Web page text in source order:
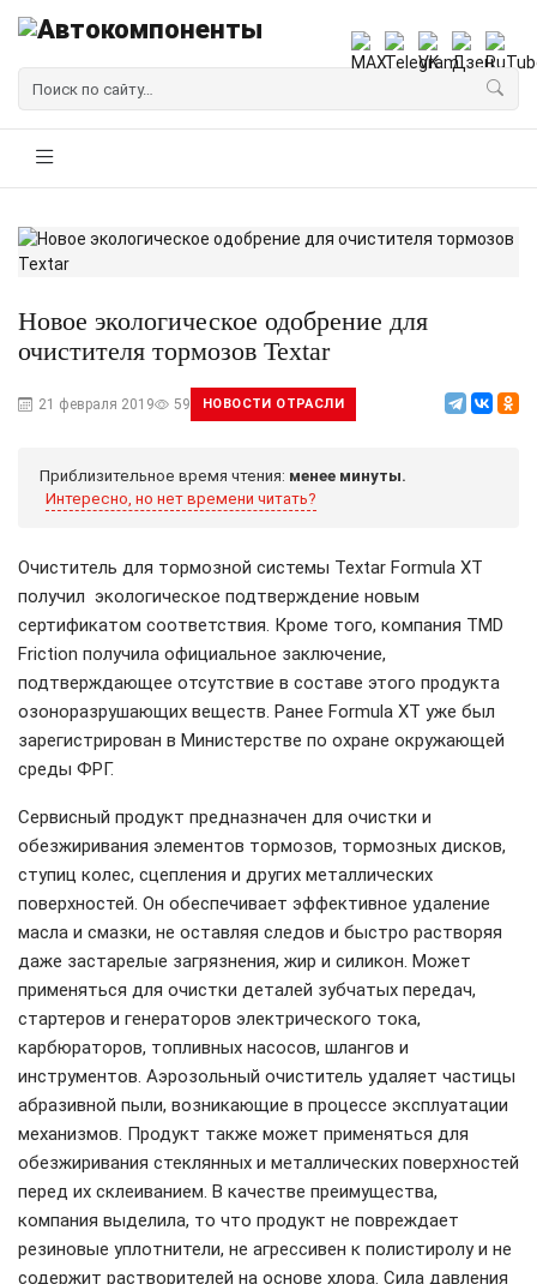
Новое экологическое одобрение для
очистителя тормозов Textar
21 февраля 2019 59 НОВОСТИ ОТРАСЛИ
Приблизительное время чтения: менее минуты.
Интересно, но нет времени читать?
Очиститель для тормозной системы Textar Formula XT
получил экологическое подтверждение новым
сертификатом соответствия. Кроме того, компания TMD
Friction получила официальное заключение,
подтверждающее отсутствие в составе этого продукта
озоноразрушающих веществ. Ранее Formula XT уже был
зарегистрирован в Министерстве по охране окружающей
среды ФРГ.
Сервисный продукт предназначен для очистки и
обезжиривания элементов тормозов, тормозных дисков,
ступиц колес, сцепления и других металлических
поверхностей. Он обеспечивает эффективное удаление
масла и смазки, не оставляя следов и быстро растворяя
даже застарелые загрязнения, жир и силикон. Может
применяться для очистки деталей зубчатых передач,
стартеров и генераторов электрического тока,
карбюраторов, топливных насосов, шлангов и
инструментов. Аэрозольный очиститель удаляет частицы
абразивной пыли, возникающие в процессе эксплуатации
механизмов. Продукт также может применяться для
обезжиривания стеклянных и металлических поверхностей
перед их склеиванием. В качестве преимущества,
компания выделила, то что продукт не повреждает
резиновые уплотнители, не агрессивен к полистиролу и не
содержит растворителей на основе хлора. Сила давления